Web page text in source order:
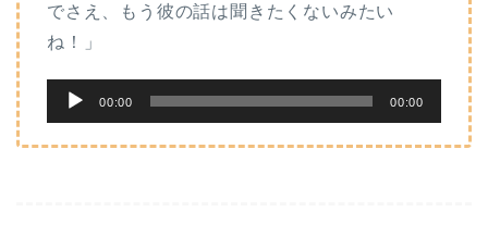
でさえ、もう彼の話は聞きたくないみたい
ね！」
声
プ
00:00 00:00